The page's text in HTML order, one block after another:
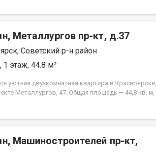
проживания; - сдачи в аренду (близость к
для бизнеса. В экологически чистом районе.
ипотека.
Металлургов пр-кт, д.37
Советский р-н район
1 этаж, 44.8 м²
уютная двухкомнатная квартира в Красноярске,
Металлургов, 47. Общая площадь — 44,8 кв. м,
в 1967 году. Высота потолков
вам тишину и спокойствие. Квартира в
жилом состоянии, что дает вам возможность
Машиностроителей пр-кт,